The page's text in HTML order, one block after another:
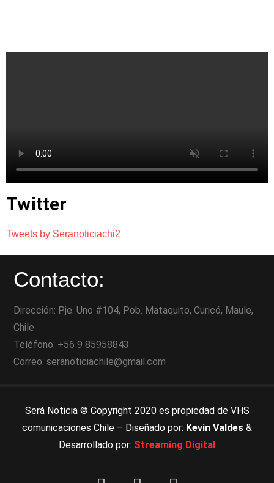
Twitter
Tweets by Seranoticiachi2
Contacto:
Dirección: Pje. Uno #104, Pob. Mataquito, Curicó, Maule,
Chile
Teléfono: +56 9 85958843
Correo: seranoticiachile@gmail.com
Será Noticia © Copyright 2020 es propiedad de VHS
comunicaciones Chile – Diseñado por: Kevin Valdes &
Desarrollado por: Streaming Digital